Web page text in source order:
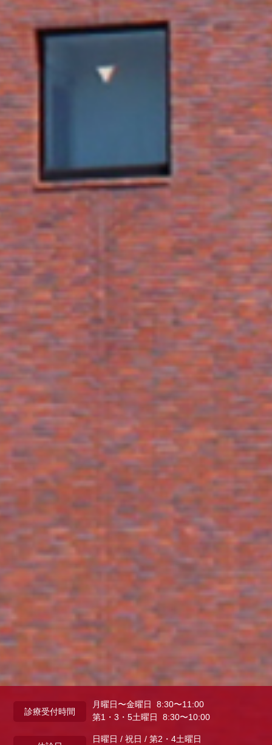
診療受付時間
月曜日〜金曜日 8:30〜11:00
第1・3・5土曜日 8:30〜10:00
日曜日 / 祝日 / 第2・4土曜日